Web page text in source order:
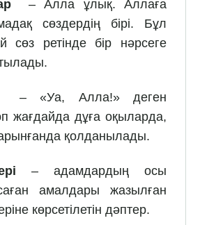
– Алла ұлық. Аллаға
сөздердің бірі. Бұл
сөз ретінде бір нәрсеге
– «Уа, Алла!» деген
жағ­дайда дұға оқыларда,
қолданылады.
– адамдардың осы
амалдары жазылған
көрсетілетін дәптер.